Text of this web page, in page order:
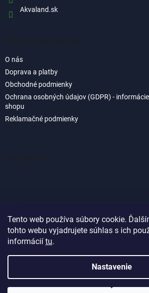
Tento web používa súbory cookie.
tohto webu vyjadrujete súhlas s ich
informácií tu.
Nastavenie
Akvaland.sk
O nás
Doprava a platby
Obchodné podmienky
Ochrana osobných údajov (GDPR) -
shopu
Reklamačné podmienky
Sledovať na Instagrame
Vytvoril Shoptet